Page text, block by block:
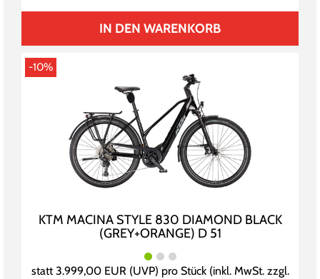
IN DEN WARENKORB
-10%
KTM MACINA STYLE 830 DIAMOND BLACK
(GREY+ORANGE) D 51
statt3.999,00 EUR(UVP) pro Stück (inkl. MwSt. zzgl.